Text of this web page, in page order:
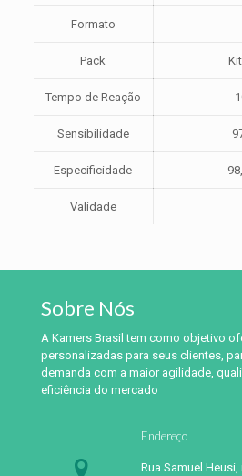
Formato
Pack
Tempo de Reação
Sensibilidade
Especificidade
Validade
Sobre Nós
A Kamers Brasil tem como objetivo
personalizadas para seus clientes,
demanda com a maior agilidade,
eficiência do mercado
Endereço
Rua Samuel